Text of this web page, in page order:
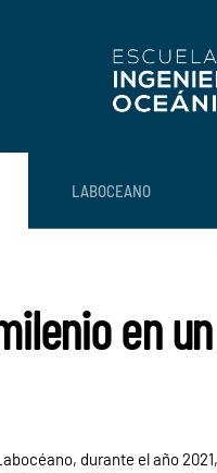
LABOCEANO
en un
durante el año